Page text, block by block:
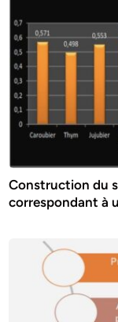
Construction du
correspondant à